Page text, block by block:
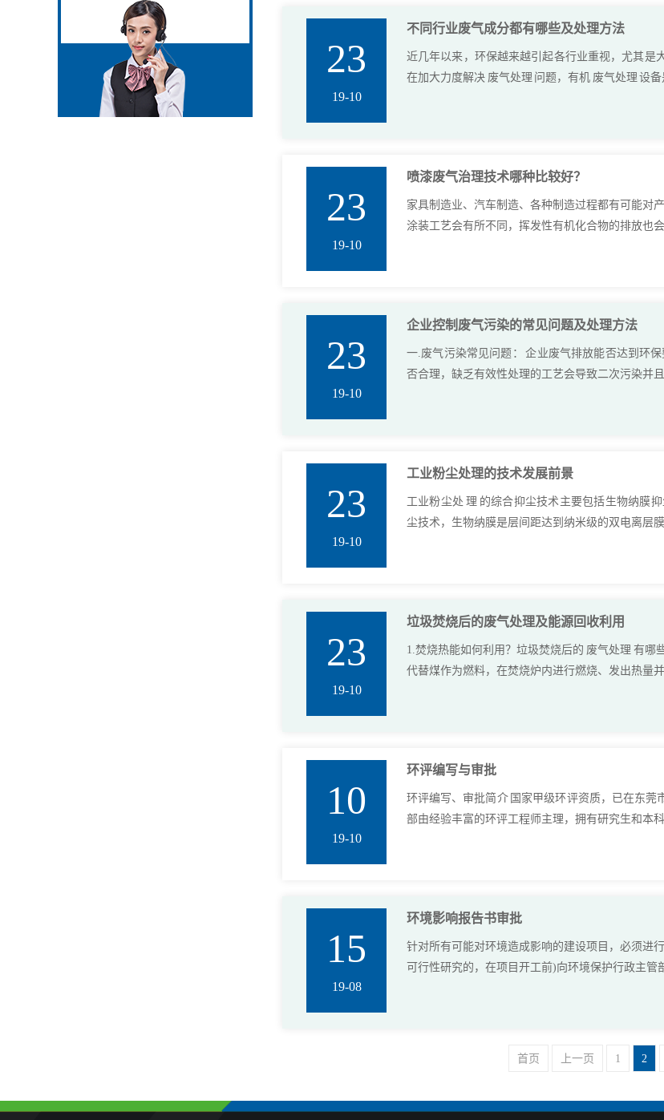
23
19-10
不同行业废气成分都有哪些及处理方法
近几年以来，环保越来越引起各行业重视，尤其是
在加大力度解决 废气处理 问题，有机 废气处理 设
23
19-10
喷漆废气治理技术哪种比较好？
家具制造业、汽车制造、各种制造过程都有可能对
涂装工艺会有所不同，挥发性有机化合物的排放也
23
19-10
企业控制废气污染的常见问题及处理方法
一.废气污染常见问题： 企业废气排放能否达到环
否合理，缺乏有效性处理的工艺会导致二次污染并
23
19-10
工业粉尘处理的技术发展前景
工业粉尘处 理 的综合抑尘技术主要包括生物纳膜
尘技术，生物纳膜是层间距达到纳米级的双电离层
23
19-10
垃圾焚烧后的废气处理及能源回收利用
1.焚烧热能如何利用？垃圾焚烧后的 废气处理 有
代替煤作为燃料，在焚烧炉内进行燃烧、发出热量
10
19-10
环评编写与审批
环评编写、审批简介 国家甲级环评资质，已在东
部由经验丰富的环评工程师主理，拥有研究生和本
15
19-08
环境影响报告书审批
针对所有可能对环境造成影响的建设项目，必须进
可行性研究的，在项目开工前)向环境保护行政主管
首页 上一页 1 2